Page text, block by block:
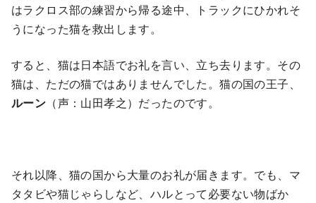
はラクロス部の練習から帰る途中、トラックにひかれそ
うになった猫を救出します。
すると、猫は日本語でお礼を言い、立ち去ります。その
猫は、ただの猫ではありませんでした。猫の国の王子、
ルーン （声：山田孝之）だったのです。
それ以降、猫の国から大量のお礼が届きます。でも、マ
タタビや猫じゃらしなど、ハルとって必要ない物ばか